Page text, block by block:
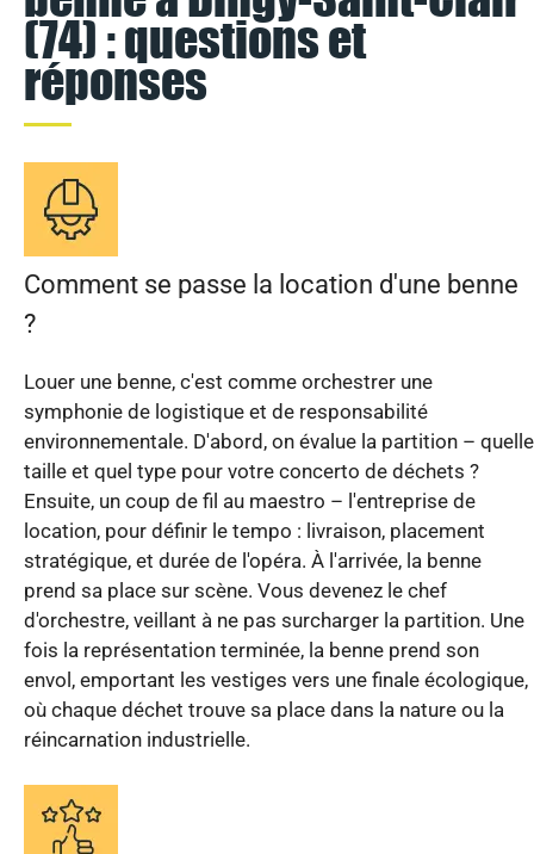
(74) : questions et
réponses
Comment se passe la location d'une benne
?
Louer une benne, c'est comme orchestrer une
symphonie de logistique et de responsabilité
environnementale. D'abord, on évalue la partition – quelle
taille et quel type pour votre concerto de déchets ?
Ensuite, un coup de fil au maestro – l'entreprise de
location, pour définir le tempo : livraison, placement
stratégique, et durée de l'opéra. À l'arrivée, la benne
prend sa place sur scène. Vous devenez le chef
d'orchestre, veillant à ne pas surcharger la partition. Une
fois la représentation terminée, la benne prend son
envol, emportant les vestiges vers une finale écologique,
où chaque déchet trouve sa place dans la nature ou la
réincarnation industrielle.